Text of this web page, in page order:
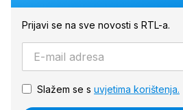
Prijavi se na sve novosti s RTL-a.
Slažem se s uvjetima korištenja.